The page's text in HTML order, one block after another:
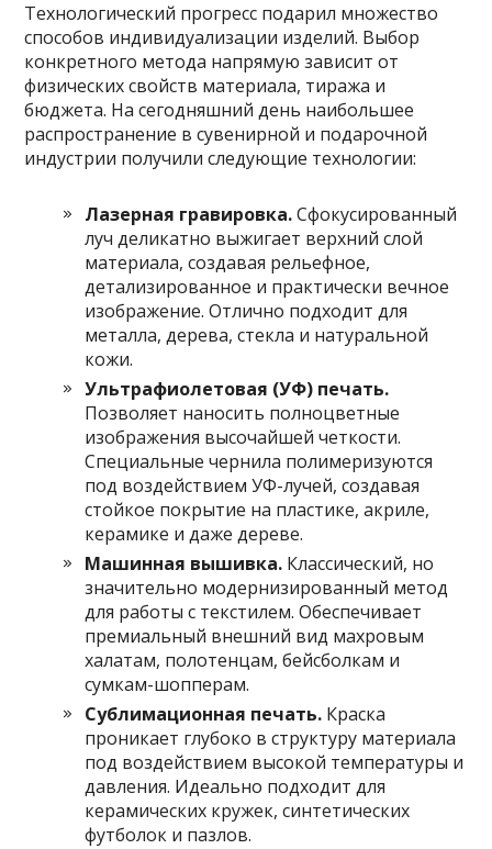
Технологический прогресс подарил множество
способов индивидуализации изделий. Выбор
конкретного метода напрямую зависит от
физических свойств материала, тиража и
бюджета. На сегодняшний день наибольшее
распространение в сувенирной и подарочной
индустрии получили следующие технологии:
Лазерная гравировка.Сфокусированный
луч деликатно выжигает верхний слой
материала, создавая рельефное,
детализированное и практически вечное
изображение. Отлично подходит для
металла, дерева, стекла и натуральной
кожи.
Ультрафиолетовая (УФ) печать.
Позволяет наносить полноцветные
изображения высочайшей четкости.
Специальные чернила полимеризуются
под воздействием УФ-лучей, создавая
стойкое покрытие на пластике, акриле,
керамике и даже дереве.
Машинная вышивка. Классический, но
значительно модернизированный метод
для работы с текстилем. Обеспечивает
премиальный внешний вид махровым
халатам, полотенцам, бейсболкам и
сумкам-шопперам.
Сублимационная печать. Краска
проникает глубоко в структуру материала
под воздействием высокой температуры и
давления. Идеально подходит для
керамических кружек, синтетических
футболок и пазлов.